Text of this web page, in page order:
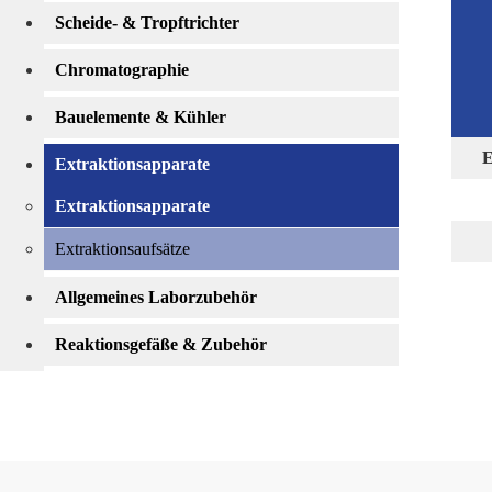
Scheide- & Tropftrichter
Chromatographie
Bauelemente & Kühler
Extraktionsapparate
Extraktionsapparate
Extraktionsaufsätze
Allgemeines Laborzubehör
Reaktionsgefäße & Zubehör